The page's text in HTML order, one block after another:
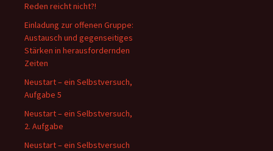
Reden reicht nicht?!
Einladung zur offenen Gruppe:
Austausch und gegenseitiges
Stärken in herausfordernden
Zeiten
Neustart – ein Selbstversuch,
Aufgabe 5
Neustart – ein Selbstversuch,
2. Aufgabe
Neustart – ein Selbstversuch